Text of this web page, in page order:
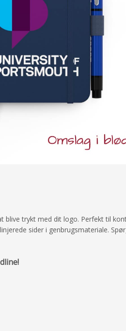
trykt med dit logo. Perfekt til
sider i genbrugsmateriale.